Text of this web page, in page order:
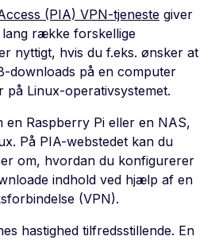
(PIA) VPN-tjeneste giver
lang række forskellige
nyttigt, hvis du f.eks. ønsker at
downloads på en computer
på Linux-operativsystemet.
en Raspberry Pi eller en NAS,
På PIA-webstedet kan du
om, hvordan du konfigurerer
indhold ved hjælp af en
(VPN).
hastighed tilfredsstillende. En